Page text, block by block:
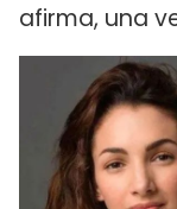
afirma, una